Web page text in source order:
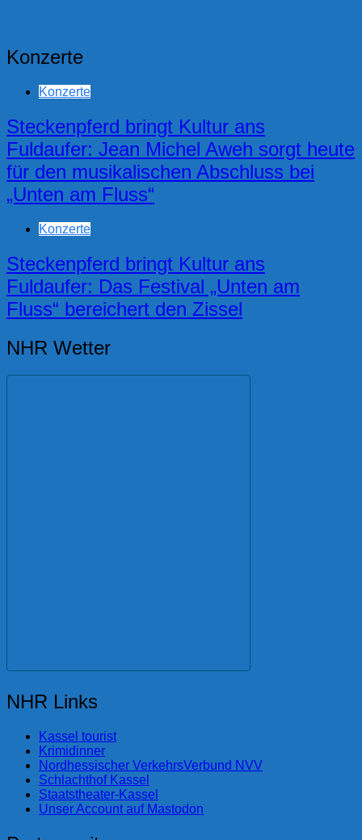
Konzerte
Konzerte
Steckenpferd bringt Kultur ans
Fuldaufer: Jean Michel Aweh sorgt heute
für den musikalischen Abschluss bei
„Unten am Fluss“
Konzerte
Steckenpferd bringt Kultur ans
Fuldaufer: Das Festival „Unten am
Fluss“ bereichert den Zissel
NHR Wetter
NHR Links
Kassel tourist
Krimidinner
Nordhessischer VerkehrsVerbund NVV
Schlachthof Kassel
Staatstheater-Kassel
Unser Account auf Mastodon